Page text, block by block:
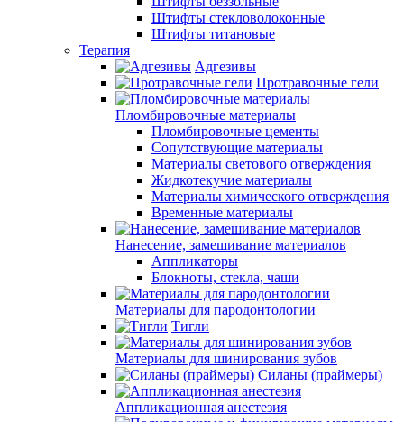
Штифты стекловолоконные
Штифты титановые
Терапия
Адгезивы
Протравочные гели
Пломбировочные материалы
Пломбировочные цементы
Сопутствующие материалы
Материалы светового отверждения
Жидкотекучие материалы
Материалы химического отверждения
Временные материалы
Нанесение, замешивание материалов
Аппликаторы
Блокноты, стекла, чаши
Материалы для пародонтологии
Тигли
Материалы для шинирования зубов
Силаны (праймеры)
Аппликационная анестезия